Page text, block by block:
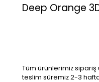
Deep Orange
Tüm ürünlerimiz
teslim süremiz 2-3